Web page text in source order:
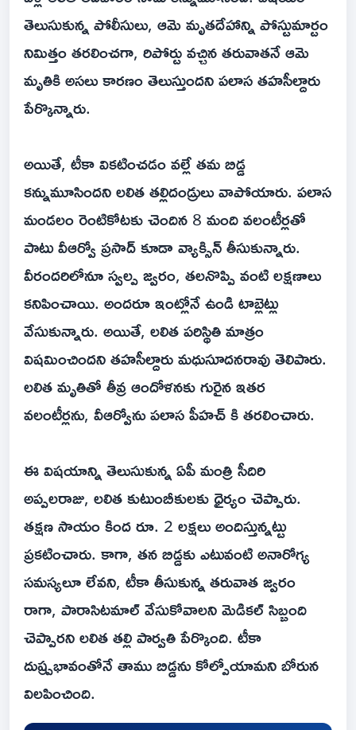
తెలుసుకున్న పోలీసులు, ఆమె మృతదేహాన్ని పోస్టుమార్టం
నిమిత్తం తరలించగా, రిపోర్టు వచ్చిన తరువాతనే ఆమె
మృతికి అసలు కారణం తెలుస్తుందని పలాస తహసీల్దారు
పేర్కొన్నారు.
అయితే, టీకా వికటించడం వల్లే తమ బిడ్డ
కన్నుమూసిందని లలిత తల్లిదండ్రులు వాపోయారు. పలాస
మండలం రెంటికోటకు చెందిన 8 మంది వలంటీర్లతో
పాటు వీఆర్వో ప్రసాద్ కూడా వ్యాక్సిన్ తీసుకున్నారు.
వీరందరిలోనూ స్వల్ప జ్వరం, తలనొప్పి వంటి లక్షణాలు
కనిపించాయి. అందరూ ఇంట్లోనే ఉండి టాబ్లెట్లు
వేసుకున్నారు. అయితే, లలిత పరిస్థితి మాత్రం
విషమించిందని తహసీల్దారు మధుసూదనరావు తెలిపారు.
లలిత మృతితో తీవ్ర ఆందోళనకు గురైన ఇతర
వలంటీర్లను, వీఆర్వోను పలాస పీహచ్ కి తరలించారు.
ఈ విషయాన్ని తెలుసుకున్న ఏపీ మంత్రి సీదిరి
అప్పలరాజు, లలిత కుటుంబీకులకు ధైర్యం చెప్పారు.
తక్షణ సాయం కింద రూ. 2 లక్షలు అందిస్తున్నట్టు
ప్రకటించారు. కాగా, తన బిడ్డకు ఎటువంటి అనారోగ్య
సమస్యలూ లేవని, టీకా తీసుకున్న తరువాత జ్వరం
రాగా, పారాసిటమాల్ వేసుకోవాలని మెడికల్ సిబ్బంది
చెప్పారని లలిత తల్లి పార్వతి పేర్కొంది. టీకా
దుష్ప్రభావంతోనే తాము బిడ్డను కోల్పోయామని బోరున
విలపించింది.